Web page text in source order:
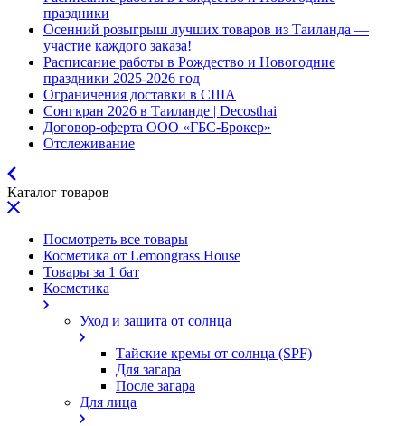
праздники
Осенний розыгрыш лучших товаров из Таиланда —
участие каждого заказа!
Расписание работы в Рождество и Новогодние
праздники 2025-2026 год
Ограничения доставки в США
Сонгкран 2026 в Таиланде | Decosthai
Договор-оферта ООО «ГБС-Брокер»
Отслеживание
Каталог товаров
Посмотреть все товары
Косметика от Lemongrass House
Товары за 1 бат
Косметика
Уход и защита от солнца
Тайские кремы от солнца (SPF)
Для загара
После загара
Для лица